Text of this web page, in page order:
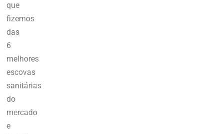
que
fizemos
das
6
melhores
escovas
sanitárias
do
mercado
e